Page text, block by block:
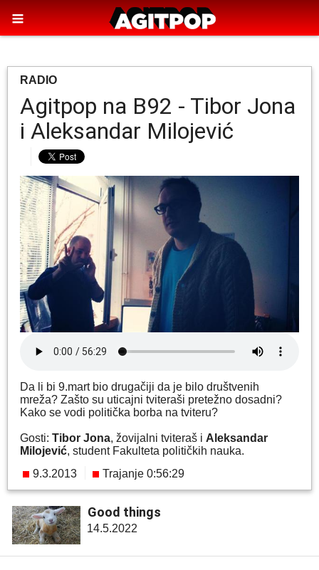
RADIO
Agitpop na B92 - Tibor Jona
i Aleksandar Milojević
Da li bi 9.mart bio drugačiji da je bilo društvenih
mreža? Zašto su uticajni tviteraši pretežno dosadni?
Kako se vodi politička borba na tviteru?
Gosti: Tibor Jona, žovijalni tviteraš i Aleksandar
Milojević, student Fakulteta političkih nauka.
9.3.2013
Trajanje 0:56:29
Good things
14.5.2022